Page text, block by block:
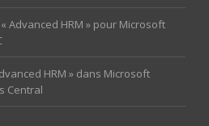
« Advanced HRM » pour Microsoft
HRM » dans Microsoft
Central